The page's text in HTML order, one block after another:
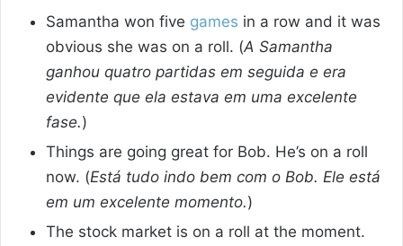
Samantha won five games in a row and it was
obvious she was on a roll. (A Samantha
ganhou quatro partidas em seguida e era
evidente que ela estava em uma excelente
fase.)
Things are going great for Bob. He’s on a roll
now. (Está tudo indo bem com o Bob. Ele está
em um excelente momento.)
The stock market is on a roll at the moment.